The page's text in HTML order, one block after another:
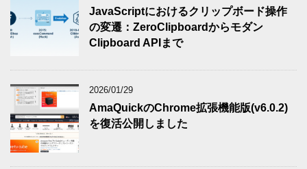
JavaScriptにおけるクリップボード操作
の変遷：ZeroClipboardからモダン
Clipboard APIまで
2026/01/29
AmaQuickのChrome拡張機能版(v6.0.2)
を復活公開しました